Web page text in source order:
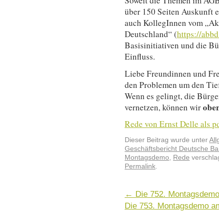
über 150 Seiten Auskunft
auch KollegInnen vom
Deutschland“ (https://
Basisinitiativen und die
Einfluss.
Liebe Freundinnen und
den Problemen um den
Wenn es gelingt, die
vernetzen, können wir
Rede von Ernst Delle als
Dieser Beitrag wurde unter
Geschäftsbericht Deutsche
Montagsdemo, Rede
Permalink.
← Die 752.
Die 753. Montagsdemo